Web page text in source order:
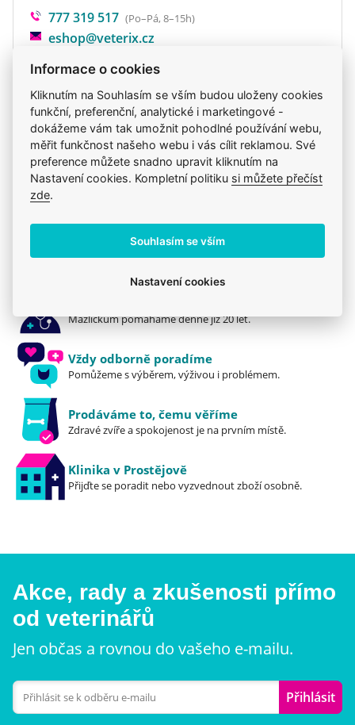
777 319 517 (Po–Pá, 8–15h)
eshop@veterix.cz
Produkt také v těchto kategoriích11
Alergie
Hypoalergenní Krmiva
Brit Care
Brit
Hypoalergenní
Mého psa trápí
[Původní] Alergie
Brit
Mazlíčkům pomáháme denně již 20 let.
Vždy odborně poradíme
Pomůžeme s výběrem, výživou i problémem.
Prodáváme to, čemu věříme
Zdravé zvíře a spokojenost je na prvním místě.
Klinika v Prostějově
Přijďte se poradit nebo vyzvednout zboží osobně.
Akce, rady a zkušenosti přímo
od veterinářů
Jen občas a rovnou do vašeho e-mailu.
Přihlásit
Informace o cookies
Kliknutím na Souhlasím se vším budou uloženy cookies
funkční, preferenční, analytické i marketingové -
dokážeme vám tak umožnit pohodlné používání webu,
měřit funkčnost našeho webu i vás cílit reklamou. Své
preference můžete snadno upravit kliknutím na
Nastavení cookies. Kompletní politiku si můžete přečíst
zde.
Souhlasím se vším
Nastavení cookies